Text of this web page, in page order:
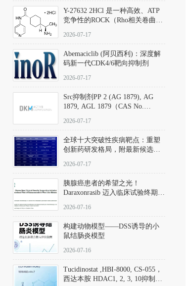
Y-27632 2HCl 是一种高效、ATP
竞争性的ROCK（Rho相关卷曲螺
同等抑制ROCK1与ROCK2；其通
过精准嵌入激酶的ATP结合位点
发挥抑制作用，对ROCK1和
ROCK2的解离常数（Ki）分别为
140 nM和300 nM；在众多丝氨酸/
中，其靶向ROCK的选择性超过
200倍，凸显出优异的分子特异
2026-07-17
Abemaciclib (阿贝西利)：深度解
码新一代CDK4/6靶向抑制剂
2026-07-17
Src抑制剂PP 2 (AG 1879), AG
1879, AGL 1879（CAS No.
应用指南
2026-07-17
全球十大突破性疾病靶点：重塑
创新药研发格局，附最新候选分
2026-07-17
胰腺癌患者的希望之光！
Daraxonrasib 迈入临床试验终期阶
2026-07-16
构建动物模型——DSS诱导的小
鼠结肠炎模型
2026-07-16
Tucidinostat ,HBI-8000, CS-055，
西达本胺 HDAC1, 2, 3, 10抑制剂